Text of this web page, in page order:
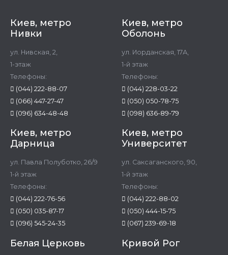
Киев, метро
Нивки
ул. Нивская, 2,
1-этаж
Телефоны:
(044) 222-88-07
(066) 447-27-47
(096) 634-48-48
Киев, метро
Оболонь
ул. Иорданская, 17А,
1-й этаж
Телефоны:
(044) 228-03-22
(050) 050-78-75
(098) 636-89-79
Киев, метро
Дарница
ул. Павла Полуботко, 26/9
1-й этаж
Телефоны:
(044) 222-76-56
(050) 035-87-17
(096) 545-24-35
Киев, метро
Университет
ул. Саксаганского, 90,
1-й этаж
Телефоны:
(044) 222-88-02
(050) 444-15-75
(067) 239-69-18
Белая Церковь Кривой Рог